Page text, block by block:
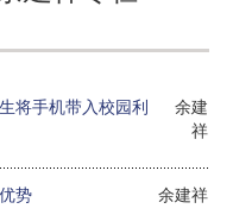
将手机带入校园利
余建
祥
势 余建祥